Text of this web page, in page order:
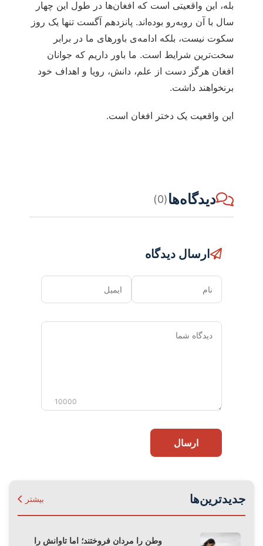
بله، این واقعیتی است که افغان‌ها در طول این چهار
سال با آن روبه‌رو بوده‌اند. پانزدهم آگست تنها یک روز
سکوت نیست، بلکه ادامه‌ی باورهای ما در برابر
سخت‌ترین شرایط است. ما باور داریم که جوانان
افغان هرگز دست از علم، دانش، رویا و اهداف خود
برنخواهند داشت.
این واقعیت یک دختر افغان است.
دیدگاه‌ها(0)
ارسال دیدگاه
نام ایمیل
دیدگاه
10000
ارسال
جدیدترین‌ها بیشتر
وطن را مردان فروختند؛ اما تاوانش را